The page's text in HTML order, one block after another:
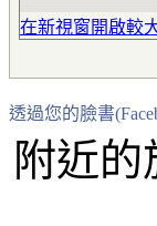
在新視窗開啟較
透過您的臉書
附近的